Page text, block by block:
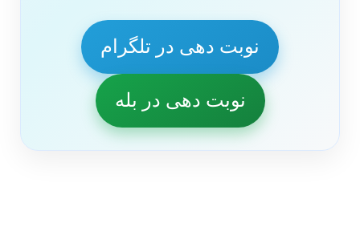
نوبت دهی در تلگرام
نوبت دهی در بله